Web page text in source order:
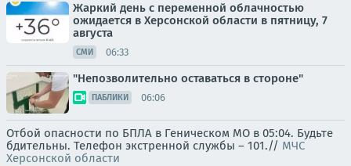
Жаркий день с переменной облачностью
ожидается в Херсонской области в пятницу, 7
августа
СМИ 06:33
"Непозволительно оставаться в стороне"
ПАБЛИКИ 06:06
Отбой опасности по БПЛА в Геническом МО в 05:04. Будьте
бдительны. Телефон экстренной службы – 101.// МЧС
Херсонской области